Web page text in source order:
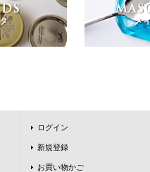
ログイン
新規登録
お買い物かご